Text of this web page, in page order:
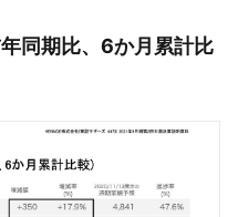
同期比、6か月累計比